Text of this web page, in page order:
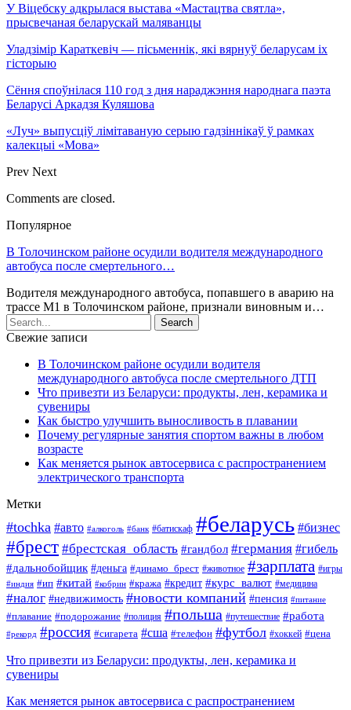
У Віцебску адкрылася выстава «Мастацтва святла»,
прысвечаная беларускай маляванцы
Уладзімір Караткевіч — пісьменнік, які вярнуў беларусам іх
гісторыю
Сёння споўнілася 110 год з дня нараджэння народнага паэта
Беларусі Аркадзя Куляшова
«Луч» выпусціў лiмiтаваную серыю гадзіннікаў ў рамках
калекцыі «Мова»
Prev Next
Comments are closed.
Популярное
В Толочинском районе осудили водителя международного
автобуса после смертельного…
Водителя международного автобуса, попавшего в аварию на
трассе М1 в Толочинском районе, признали виновным и…
Свежие записи
В Толочинском районе осудили водителя
международного автобуса после смертельного ДТП
Что привезти из Беларуси: продукты, лен, керамика и
сувениры
Как быстро улучшить выносливость в плавании
Почему регулярные занятия спортом важны в любом
возрасте
Как меняется рынок автосервиса с распространением
электрического транспорта
Метки
#tochka #авто #алкоголь #банк #батискаф #беларусь #бизнес
#брест #брестская_область #гандбол #германия #гибель
#дальнобойщик #деньга #динамо_брест #животное #зарплата #игры
#индия #ип #китай #кобрин #кража #кредит #курс_валют #медицина
#налог #недвижимость #новости компаний #пенсия #питание
#плавание #подорожание #полиция #польша #путешествие #работа
#рекорд #россия #сигарета #сша #телефон #футбол #хоккей #цена
Что привезти из Беларуси: продукты, лен, керамика и
сувениры
Как меняется рынок автосервиса с распространением